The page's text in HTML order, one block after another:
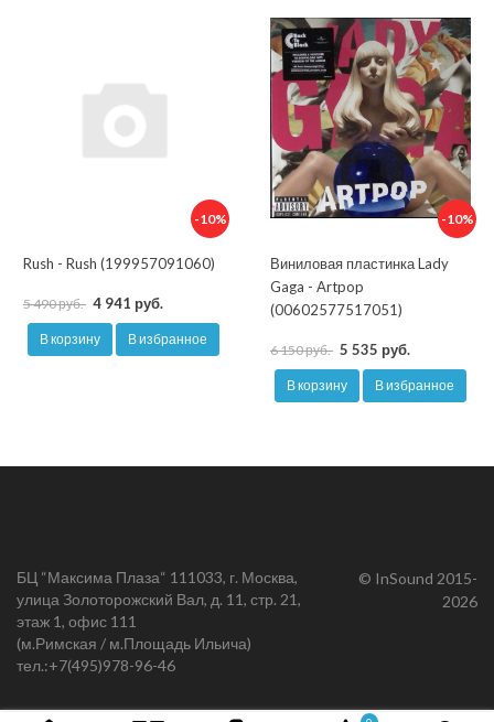
-10%
Rush - Rush (199957091060)
5 490 руб. 4 941 руб.
В корзину В избранное
-10%
Виниловая пластинка Lady
Gaga - Artpop
(00602577517051)
6 150 руб. 5 535 руб.
В корзину В избранное
БЦ “Максима Плаза“ 111033, г. Москва,
улица Золоторожский Вал, д. 11, стр. 21,
этаж 1, офис 111
(м.Римская / м.Площадь Ильича)
тел.:+7(495)978-96-46
© InSound 2015-
2026